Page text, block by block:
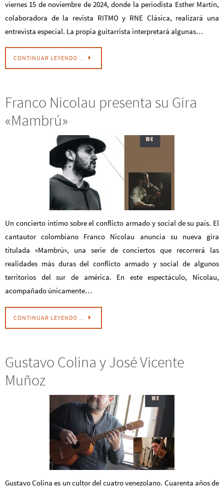
viernes 15 de noviembre de 2024, donde la periodista Esther Martín,
colaboradora de la revista RITMO y RNE Clásica, realizará una
entrevista especial. La propia guitarrista interpretará algunas…
CONTINUAR LEYENDO …
Franco Nicolau presenta su Gira
«Mambrú»
Un concierto íntimo sobre el conflicto armado y social de su país. El
cantautor colombiano Franco Nicolau anuncia su nueva gira
titulada «Mambrú», una serie de conciertos que recorrerá las
realidades más duras del conflicto armado y social de algunos
territorios del sur de américa. En este espectáculo, Nicolau,
acompañado únicamente…
CONTINUAR LEYENDO …
Gustavo Colina y José Vicente
Muñoz
Gustavo Colina es un cultor del cuatro venezolano. Cuarenta años de